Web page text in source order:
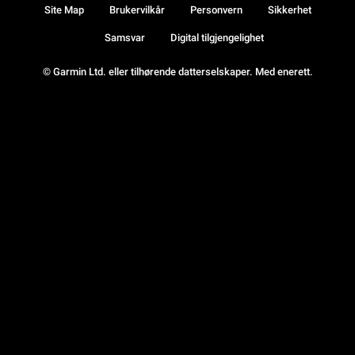
© Garmin Ltd. eller tilhørende datterselskaper. Med enerett.
Site Map Brukervilkår Personvern Sikkerhet
Samsvar Digital tilgjengelighet